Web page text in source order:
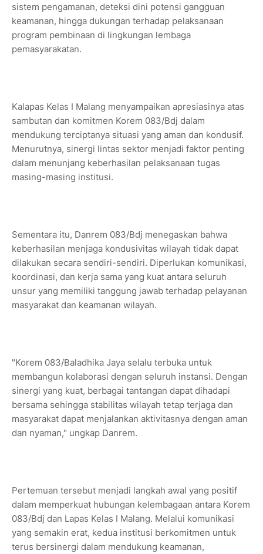
sistem pengamanan, deteksi dini potensi gangguan
keamanan, hingga dukungan terhadap pelaksanaan
program pembinaan di lingkungan lembaga
pemasyarakatan.
Kalapas Kelas I Malang menyampaikan apresiasinya atas
sambutan dan komitmen Korem 083/Bdj dalam
mendukung terciptanya situasi yang aman dan kondusif.
Menurutnya, sinergi lintas sektor menjadi faktor penting
dalam menunjang keberhasilan pelaksanaan tugas
masing-masing institusi.
Sementara itu, Danrem 083/Bdj menegaskan bahwa
keberhasilan menjaga kondusivitas wilayah tidak dapat
dilakukan secara sendiri-sendiri. Diperlukan komunikasi,
koordinasi, dan kerja sama yang kuat antara seluruh
unsur yang memiliki tanggung jawab terhadap pelayanan
masyarakat dan keamanan wilayah.
"Korem 083/Baladhika Jaya selalu terbuka untuk
membangun kolaborasi dengan seluruh instansi. Dengan
sinergi yang kuat, berbagai tantangan dapat dihadapi
bersama sehingga stabilitas wilayah tetap terjaga dan
masyarakat dapat menjalankan aktivitasnya dengan aman
dan nyaman," ungkap Danrem.
Pertemuan tersebut menjadi langkah awal yang positif
dalam memperkuat hubungan kelembagaan antara Korem
083/Bdj dan Lapas Kelas I Malang. Melalui komunikasi
yang semakin erat, kedua institusi berkomitmen untuk
terus bersinergi dalam mendukung keamanan,